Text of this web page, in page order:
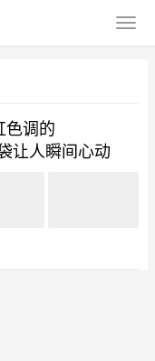
色调的
让人瞬间心动